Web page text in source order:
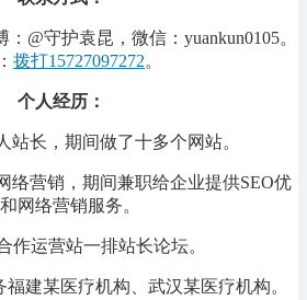
：@守护袁昆，微信：yuankun0105。
拨打15727097272。
个人经历：
站长，期间做了十多个网站。
络营销，期间兼职给企业提供SEO优
网络营销服务。
作运营站一排站长论坛。
福建某医疗机构、武汉某医疗机构。